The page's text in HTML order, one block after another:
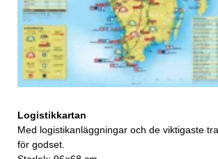
Logistikkartan
Med logistikanläggningar och de viktigaste
för godset.